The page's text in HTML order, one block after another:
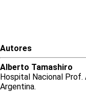
Autores
Alberto Tamashiro
Hospital Nacional Prof.
Argentina.